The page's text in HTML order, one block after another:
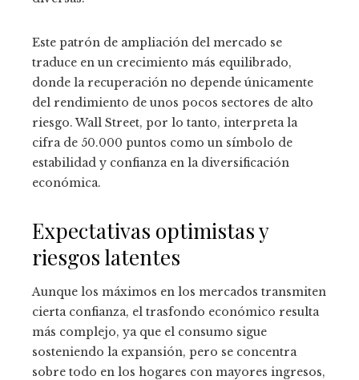
Este patrón de ampliación del mercado se
traduce en un crecimiento más equilibrado,
donde la recuperación no depende únicamente
del rendimiento de unos pocos sectores de alto
riesgo. Wall Street, por lo tanto, interpreta la
cifra de 50.000 puntos como un símbolo de
estabilidad y confianza en la diversificación
económica.
Expectativas optimistas y
riesgos latentes
Aunque los máximos en los mercados transmiten
cierta confianza, el trasfondo económico resulta
más complejo, ya que el consumo sigue
sosteniendo la expansión, pero se concentra
sobre todo en los hogares con mayores ingresos,